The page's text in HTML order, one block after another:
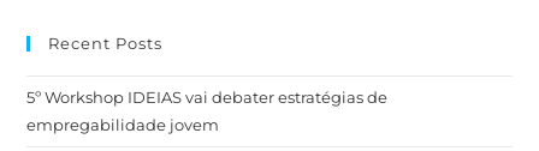
Recent Posts
5º Workshop IDEIAS vai debater estratégias de
empregabilidade jovem